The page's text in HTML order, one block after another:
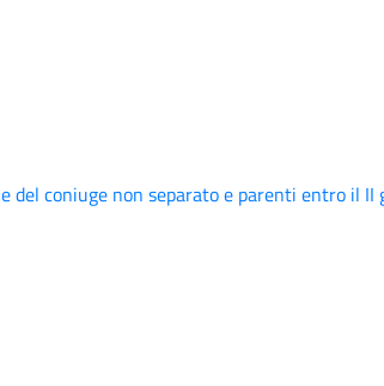
del coniuge non separato e parenti entro il II